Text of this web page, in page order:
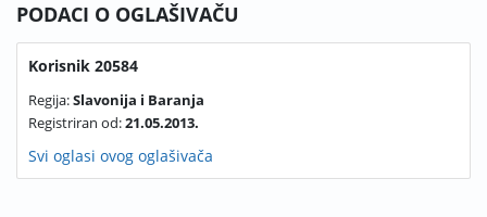
PODACI O OGLAŠIVAČU
Korisnik 20584
Regija:Slavonija i Baranja
Registriran od:21.05.2013.
Svi oglasi ovog oglašivača